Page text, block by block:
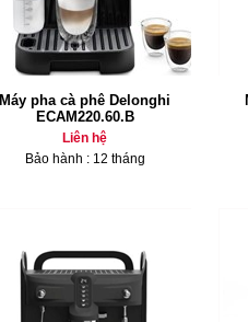
Máy pha cà phê Delonghi
ECAM220.60.B
Liên hệ
Bảo hành : 12 tháng